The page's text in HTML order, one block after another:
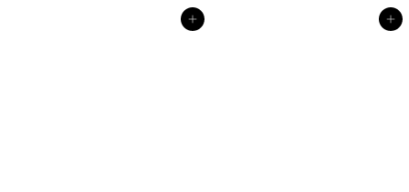
Aggiungi al carrello Aggiungi al carrello